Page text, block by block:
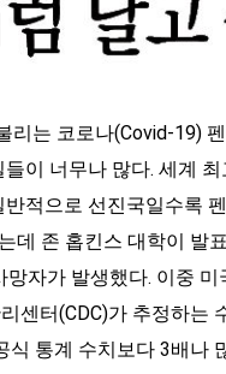
리는 코로나(Covid-19)
이 너무나 많다. 세계
적으로 선진국일수록
데 존 홉킨스 대학이 발
자가 발생했다. 이중
센터(CDC)가 추정하는
식 통계 수치보다 3배나